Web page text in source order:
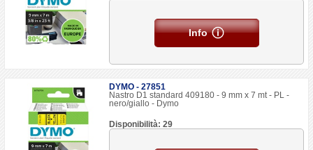
Info
DYMO - 27851
Nastro D1 standard 409180 - 9 mm x 7 mt - PL -
nero/giallo - Dymo
Disponibilità: 29